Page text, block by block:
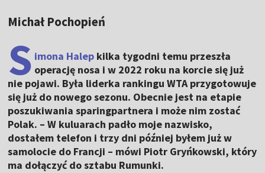
Michał Pochopień
S imona Halep kilka tygodni temu przeszła
operację nosa i w 2022 roku na korcie się już
nie pojawi. Była liderka rankingu WTA przygotowuje
się już do nowego sezonu. Obecnie jest na etapie
poszukiwania sparingpartnera i może nim zostać
Polak. – W kuluarach padło moje nazwisko,
dostałem telefon i trzy dni później byłem już w
samolocie do Francji – mówi Piotr Gryńkowski, który
ma dołączyć do sztabu Rumunki.